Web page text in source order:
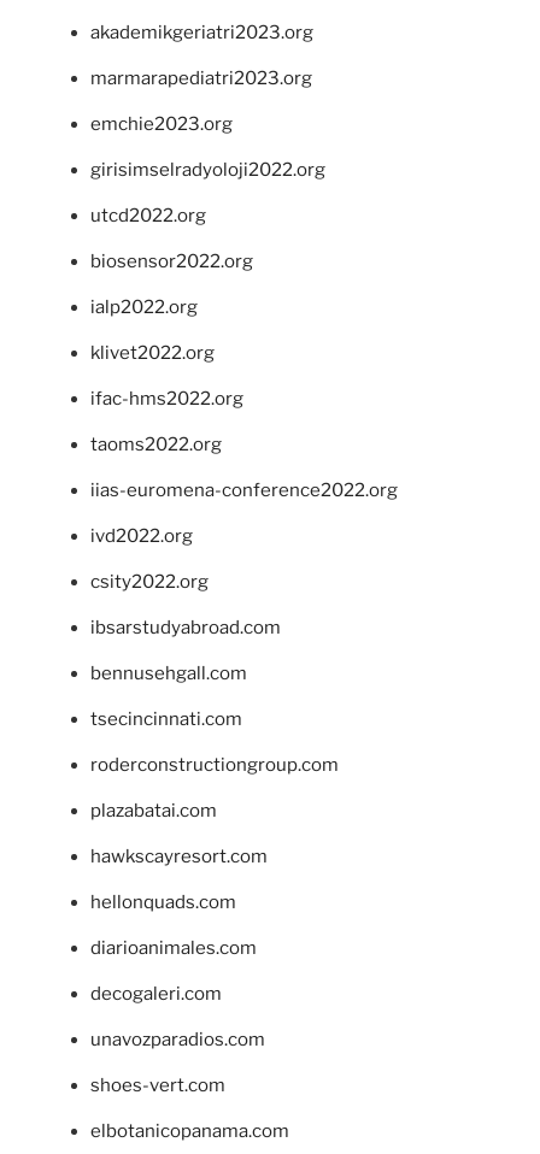
akademikgeriatri2023.org
marmarapediatri2023.org
emchie2023.org
girisimselradyoloji2022.org
utcd2022.org
biosensor2022.org
ialp2022.org
klivet2022.org
ifac-hms2022.org
taoms2022.org
iias-euromena-conference2022.org
ivd2022.org
csity2022.org
ibsarstudyabroad.com
bennusehgall.com
tsecincinnati.com
roderconstructiongroup.com
plazabatai.com
hawkscayresort.com
hellonquads.com
diarioanimales.com
decogaleri.com
unavozparadios.com
shoes-vert.com
elbotanicopanama.com